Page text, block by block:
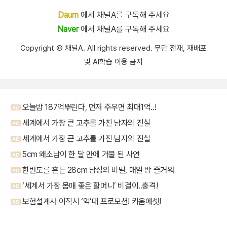
Daum에서 채널A를 구독해 주세요
Naver에서 채널A를 구독해 주세요
Copyright Ⓒ 채널A. All rights reserved. 무단 전재, 재배포
및 AI학습 이용 금지